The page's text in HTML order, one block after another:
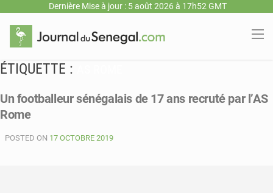
Dernière Mise à jour : 5 août 2026 à 17h52 GMT
ÉTIQUETTE :
Un footballeur sénégalais de 17 ans recruté par l’AS
Rome
POSTED ON 17 OCTOBRE 2019